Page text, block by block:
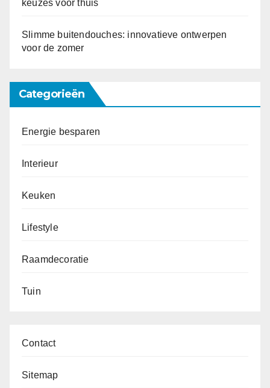
keuzes voor thuis
Slimme buitendouches: innovatieve ontwerpen
voor de zomer
Categorieën
Energie besparen
Interieur
Keuken
Lifestyle
Raamdecoratie
Tuin
Contact
Sitemap